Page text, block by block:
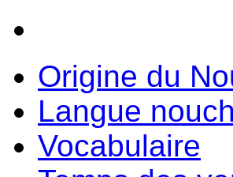
Origine du
Langue
Vocabulaire